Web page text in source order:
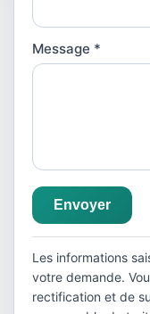
Message *
Envoyer
Les informations
votre demande.
rectification et de